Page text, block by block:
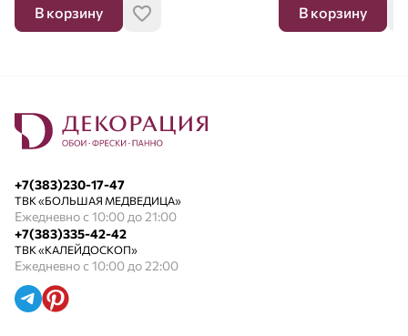
В корзину
В корзину
+7(383)230-17-47
ТВК «БОЛЬШАЯ МЕДВЕДИЦА»
Ежедневно с 10:00 до 21:00
+7(383)335-42-42
ТВК «КАЛЕЙДОСКОП»
Ежедневно с 10:00 до 22:00